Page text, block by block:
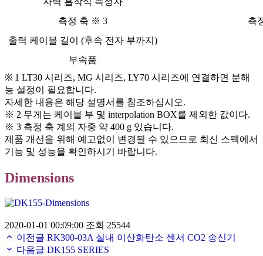
측정 축 ※ 3
측
출력 케이블 길이 (후속 전자 부까지)
부속품
※ 1 LT30 시리즈, MG 시리즈, LY70 시리즈에 연결하면 분해
능 설정이 필요합니다.
자세한 내용은 해당 설명서를 참조하십시오.
※ 2 무게는 케이블 부 및 interpolation BOX를 제외한 값이다.
※ 3 측정 축 계의 자중 약 400 g 있습니다.
제품 개선을 위해 예고없이 변경될 수 있으므로 최신 스펙에서
기능 및 성능을 확인하시기 바랍니다.
Dimensions
2020-01-01 00:09:00 조회 25544
이전글 RK300-03A 실내 이산화탄소 센서 CO2 송신기
다음글 DK155 SERIES